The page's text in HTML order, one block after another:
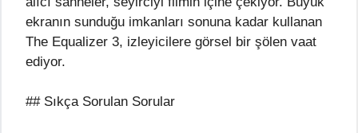
ekranın sunduğu imkanları sonuna kadar kullanan
The Equalizer 3, izleyicilere görsel bir şölen vaat
ediyor.
## Sıkça Sorulan Sorular